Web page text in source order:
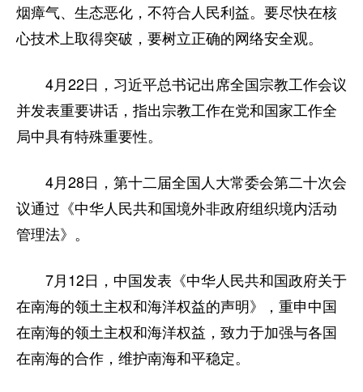
烟瘴气、生态恶化，不符合人民利益。要尽快在核
心技术上取得突破，要树立正确的网络安全观。
4月22日，习近平总书记出席全国宗教工作会议
并发表重要讲话，指出宗教工作在党和国家工作全
局中具有特殊重要性。
4月28日，第十二届全国人大常委会第二十次会
议通过《中华人民共和国境外非政府组织境内活动
管理法》。
7月12日，中国发表《中华人民共和国政府关于
在南海的领土主权和海洋权益的声明》，重申中国
在南海的领土主权和海洋权益，致力于加强与各国
在南海的合作，维护南海和平稳定。